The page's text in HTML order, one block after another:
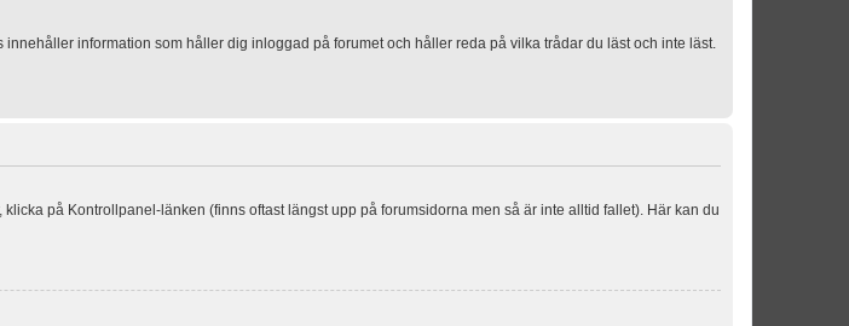
information som håller dig inloggad på forumet och håller reda på vilka trådar du läst och inte läst.
på Kontrollpanel-länken (finns oftast längst upp på forumsidorna men så är inte alltid fallet). Här kan du